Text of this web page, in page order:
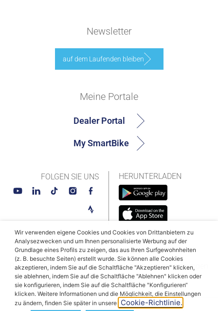
Newsletter
auf dem Laufenden bleiben
HERUNTERLADEN
Meine Portale
Dealer Portal
My SmartBike
FOLGEN SIE UNS
© MAHLE SmartBike Systems 2026
Bedingungen und KonditionenDatenschutzbestimmungen
Cookie-Politik
Wir verwenden eigene Cookies und Cookies von Drittanbietern zu
Analysezwecken und um Ihnen personalisierte Werbung auf der
Grundlage eines Profils zu zeigen, das aus Ihren Surfgewohnheiten
(z. B. besuchte Seiten) erstellt wurde. Sie können alle Cookies
akzeptieren, indem Sie auf die Schaltfläche "Akzeptieren" klicken,
sie ablehnen, indem Sie auf die Schaltfläche "Ablehnen" klicken oder
sie konfigurieren, indem Sie auf die Schaltfläche "Konfigurieren“
klicken. Weitere Informationen und die Möglichkeit, die Einstellungen
zu ändern, finden Sie später in unserer Cookie-Richtlinie.